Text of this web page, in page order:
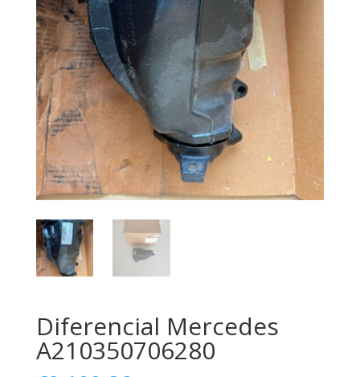
Diferencial Mercedes
A210350706280